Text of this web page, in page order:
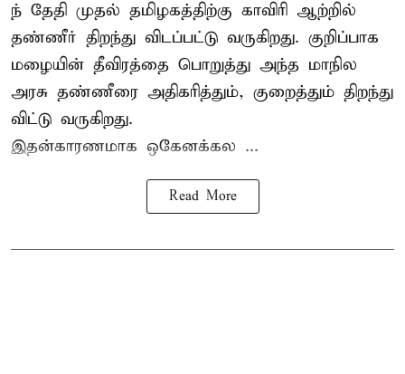
ந் தேதி முதல் தமிழகத்திற்கு காவிரி ஆற்றில்
தண்ணீர் திறந்து விடப்பட்டு வருகிறது. குறிப்பாக
மழையின் தீவிரத்தை பொறுத்து அந்த மாநில
அரசு தண்ணீரை அதிகரித்தும், குறைத்தும் திறந்து
விட்டு வருகிறது.
இதன்காரணமாக ஒகேனக்கல ...
Read More